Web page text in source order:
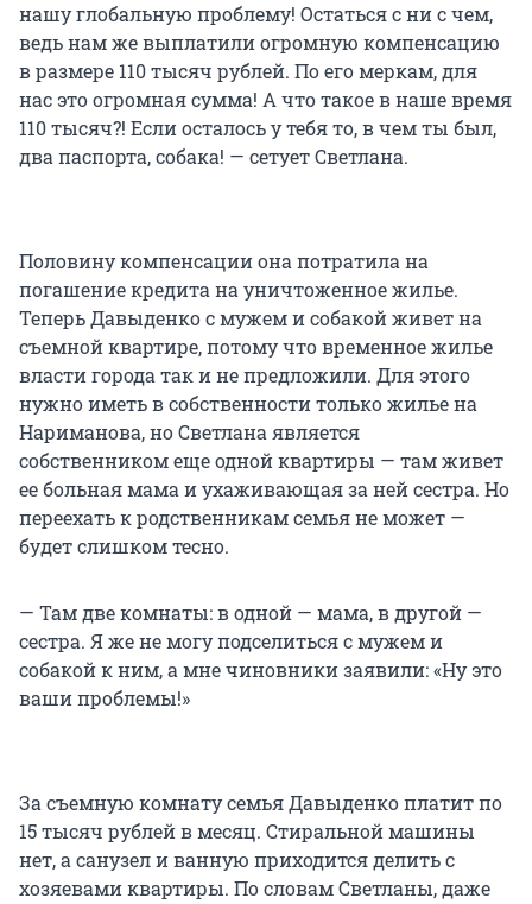
нашу глобальную проблему! Остаться с ни с чем,
ведь нам же выплатили огромную компенсацию
в размере 110 тысяч рублей. По его меркам, для
нас это огромная сумма! А что такое в наше время
110 тысяч?! Если осталось у тебя то, в чем ты был,
два паспорта, собака! — сетует Светлана.
Половину компенсации она потратила на
погашение кредита на уничтоженное жилье.
Теперь Давыденко с мужем и собакой живет на
съемной квартире, потому что временное жилье
власти города так и не предложили. Для этого
нужно иметь в собственности только жилье на
Нариманова, но Светлана является
собственником еще одной квартиры — там живет
ее больная мама и ухаживающая за ней сестра. Но
переехать к родственникам семья не может —
будет слишком тесно.
— Там две комнаты: в одной — мама, в другой —
сестра. Я же не могу подселиться с мужем и
собакой к ним, а мне чиновники заявили: «Ну это
ваши проблемы!»
За съемную комнату семья Давыденко платит по
15 тысяч рублей в месяц. Стиральной машины
нет, а санузел и ванную приходится делить с
хозяевами квартиры. По словам Светланы, даже